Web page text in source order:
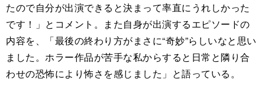
たので自分が出演できると決まって率直にうれしかった
です！」とコメント。また自身が出演するエピソードの
内容を、「最後の終わり方がまさに“奇妙”らしいなと思い
ました。ホラー作品が苦手な私からすると日常と隣り合
わせの恐怖により怖さを感じました」と語っている。